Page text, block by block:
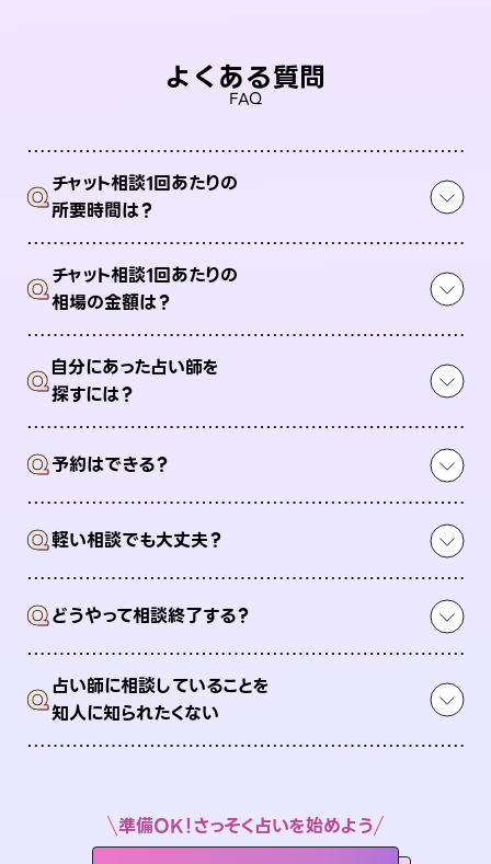
よくある質問
FAQ
Qチャット相談1回あたりの
所要時間は？
Qチャット相談1回あたりの
相場の金額は？
Q自分にあった占い師を
探すには？
Q予約はできる？
Q軽い相談でも大丈夫？
Qどうやって相談終了する？
Q占い師に相談していることを
知人に知られたくない
準備OK！さっそく占いを始めよう